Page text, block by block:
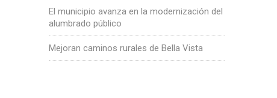
El municipio avanza en la modernización del
alumbrado público
Mejoran caminos rurales de Bella Vista